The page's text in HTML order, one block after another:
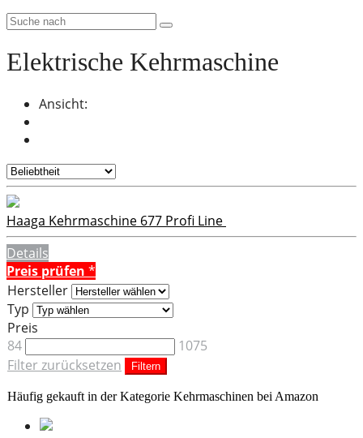
Elektrische Kehrmaschine
Ansicht:
Haaga Kehrmaschine 677 Profi Line
Details
Preis prüfen *
Hersteller
Typ
Preis
84
1075
Filter zurücksetzen
Filtern
Häufig gekauft in der Kategorie Kehrmaschinen bei Amazon